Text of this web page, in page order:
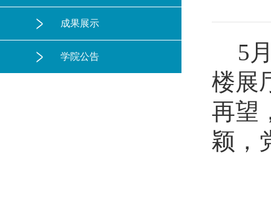
成果展示
学院公告
5
楼展
再望
颖，